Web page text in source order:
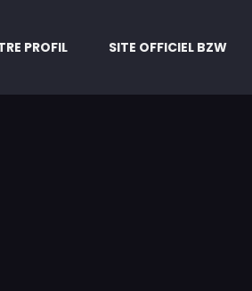
PROFIL SITE OFFICIEL BZW